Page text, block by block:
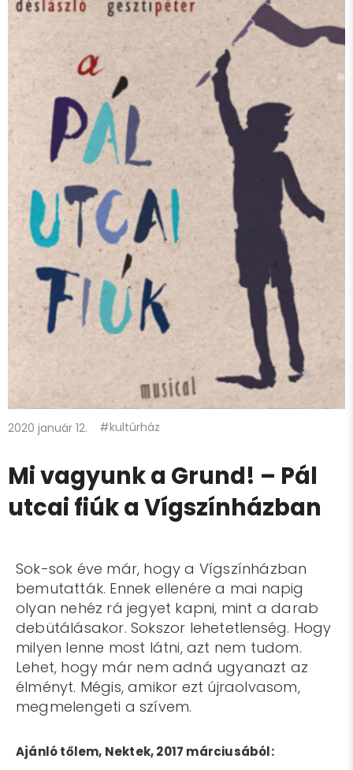
2020 január 12. #kultúrház
Mi vagyunk a Grund! – Pál
utcai fiúk a Vígszínházban
Sok-sok éve már, hogy a Vígszínházban
bemutatták. Ennek ellenére a mai napig
olyan nehéz rá jegyet kapni, mint a darab
debütálásakor. Sokszor lehetetlenség. Hogy
milyen lenne most látni, azt nem tudom.
Lehet, hogy már nem adná ugyanazt az
élményt. Mégis, amikor ezt újraolvasom,
megmelengeti a szívem.
Ajánló tőlem, Nektek, 2017 márciusából: